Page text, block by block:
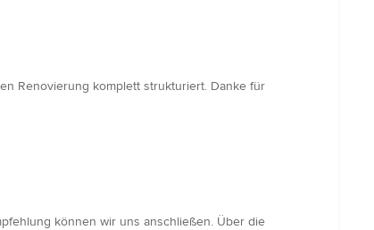
Renovierung komplett strukturiert. Danke für
können wir uns anschließen. Über die